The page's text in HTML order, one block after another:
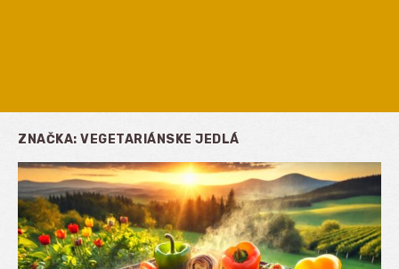
ZNAČKA: VEGETARIÁNSKE JEDLÁ